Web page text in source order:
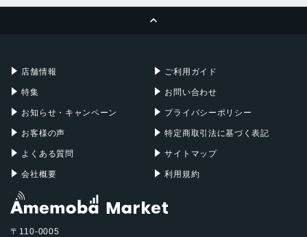
店舗情報
特集
お知らせ・キャンペーン
お客様の声
よくある質問
会社概要
ご利用ガイド
お問い合わせ
プライバシーポリシー
特定商取引法に基づく表記
サイトマップ
利用規約
〒110-0005